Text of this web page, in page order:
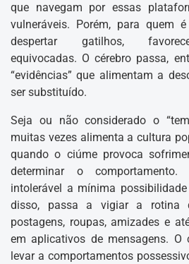
que navegam por essas
vulneráveis. Porém, para quem
despertar gatilhos,
equivocadas. O cérebro passa,
“evidências” que alimentam a
ser substituído.
Seja ou não considerado o
muitas vezes alimenta a cultura
quando o ciúme provoca
determinar o
intolerável a mínima
disso, passa a vigiar a rotina
postagens, roupas, amizades e
em aplicativos de mensagens. O
levar a comportamentos